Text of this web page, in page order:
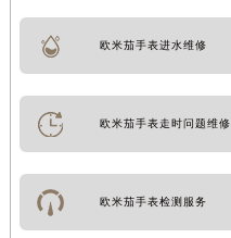
欧米茄手表进水维修
欧米茄手表走时问题维修
欧米茄手表检测服务